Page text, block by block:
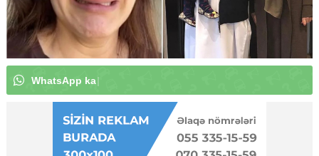
WhatsApp kan